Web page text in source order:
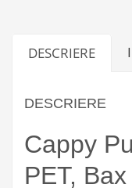
DESCRIERE
DESCRIERE
Cappy
PET,